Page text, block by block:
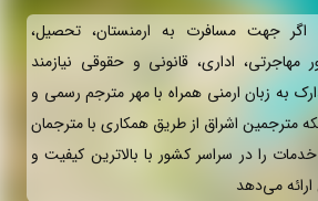
اگر جهت مسافرت به ارمنستان، تحصیل،
مهاجرتی، اداری، قانونی و حقوقی نیازمند
به زبان ارمنی همراه با مهر مترجم رسمی و
مترجمین اشراق از طریق همکاری با مترجمان
را در سراسر کشور با بالاترین کیفیت و
می‌دهد